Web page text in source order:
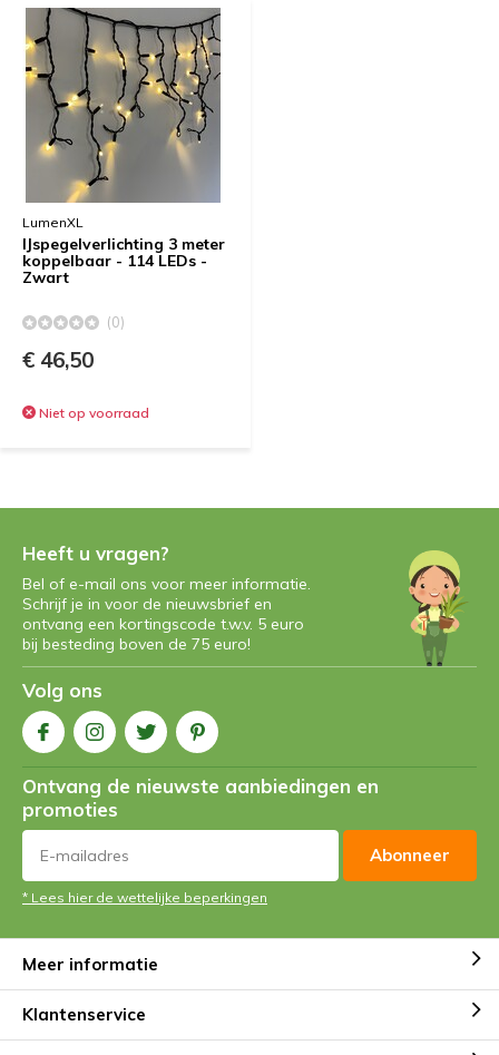
LumenXL
IJspegelverlichting 3 meter
koppelbaar - 114 LEDs -
Zwart
(0)
€ 46,50
Niet op voorraad
Heeft u vragen?
Bel of e-mail ons voor meer informatie.
Schrijf je in voor de nieuwsbrief en
ontvang een kortingscode t.w.v. 5 euro
bij besteding boven de 75 euro!
Volg ons
Ontvang de nieuwste aanbiedingen en
promoties
Abonneer
* Lees hier de wettelijke beperkingen
Meer informatie
Klantenservice